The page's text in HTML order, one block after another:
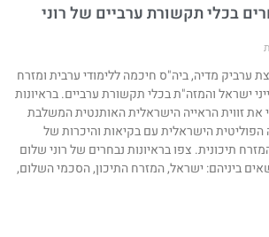
בכלי תקשורת ערביים של רוני
ערביק מדיה, ביה"ס חיכמה ללימודי ערבית ומזרח
ישראל והמזה"ת בכלי תקשורת ערביים. בראיונות
את זווית הראייה הישראלית האותנטית המשלבת
הישראלית עם בקיאות והיכרות של
תיכונית. צפו בראיונות נבחרים של רוני שלום
ביניהם: ישראל, המזרח התיכון, הסכמי השלום,